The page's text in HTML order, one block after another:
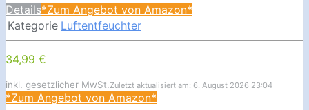
Details*Zum Angebot von Amazon*
Kategorie Luftentfeuchter
34,99 €
inkl. gesetzlicher MwSt.Zuletzt aktualisiert am: 6. August 2026 23:04
*Zum Angebot von Amazon*